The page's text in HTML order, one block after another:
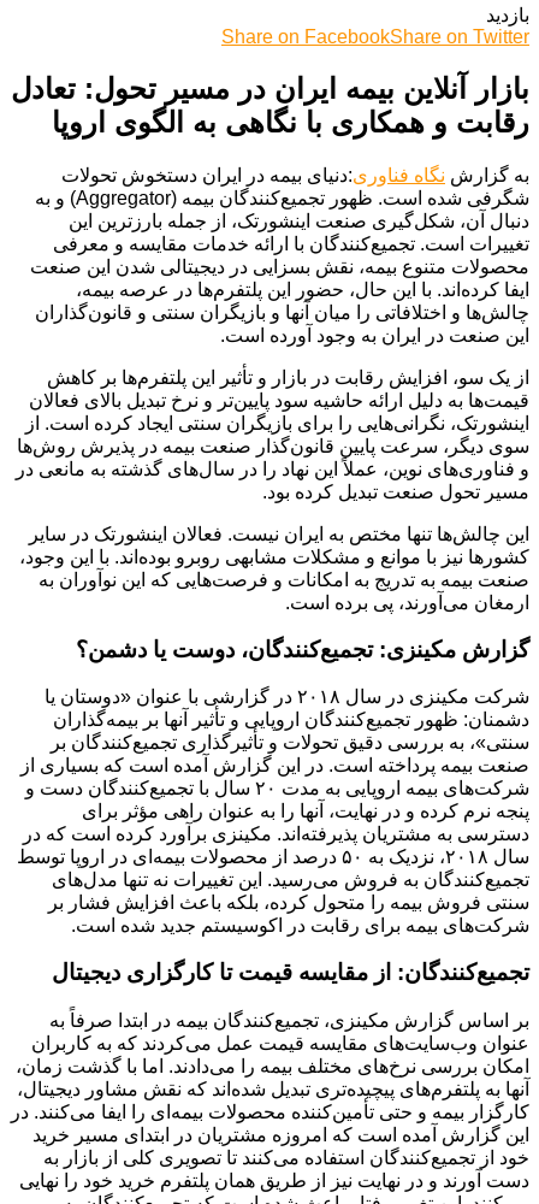
بازدید
Share on FacebookShare on Twitter
بازار آنلاین بیمه ایران در مسیر تحول: تعادل
رقابت و همکاری با نگاهی به الگوی اروپا
به گزارش نگاه فناوری:دنیای بیمه در ایران دستخوش تحولات
شگرفی شده است. ظهور تجمیع‌کنندگان بیمه (Aggregator) و به
دنبال آن، شکل‌گیری صنعت اینشورتک، از جمله بارزترین این
تغییرات است. تجمیع‌کنندگان با ارائه خدمات مقایسه و معرفی
محصولات متنوع بیمه، نقش بسزایی در دیجیتالی شدن این صنعت
ایفا کرده‌اند. با این حال، حضور این پلتفرم‌ها در عرصه بیمه،
چالش‌ها و اختلافاتی را میان آنها و بازیگران سنتی و قانون‌گذاران
این صنعت در ایران به وجود آورده است.
از یک سو، افزایش رقابت در بازار و تأثیر این پلتفرم‌ها بر کاهش
قیمت‌ها به دلیل ارائه حاشیه سود پایین‌تر و نرخ تبدیل بالای فعالان
اینشورتک، نگرانی‌هایی را برای بازیگران سنتی ایجاد کرده است. از
سوی دیگر، سرعت پایین قانون‌گذار صنعت بیمه در پذیرش روش‌ها
و فناوری‌های نوین، عملاً این نهاد را در سال‌های گذشته به مانعی در
مسیر تحول صنعت تبدیل کرده بود.
این چالش‌ها تنها مختص به ایران نیست. فعالان اینشورتک در سایر
کشورها نیز با موانع و مشکلات مشابهی روبرو بوده‌اند. با این وجود،
صنعت بیمه به تدریج به امکانات و فرصت‌هایی که این نوآوران به
ارمغان می‌آورند، پی برده است.
گزارش مکینزی: تجمیع‌کنندگان، دوست یا دشمن؟
شرکت مکینزی در سال ۲۰۱۸ در گزارشی با عنوان «دوستان یا
دشمنان: ظهور تجمیع‌کنندگان اروپایی و تأثیر آنها بر بیمه‌گذاران
سنتی»، به بررسی دقیق تحولات و تأثیرگذاری تجمیع‌کنندگان بر
صنعت بیمه پرداخته است. در این گزارش آمده است که بسیاری از
شرکت‌های بیمه اروپایی به مدت ۲۰ سال با تجمیع‌کنندگان دست و
پنجه نرم کرده و در نهایت، آنها را به عنوان راهی مؤثر برای
دسترسی به مشتریان پذیرفته‌اند. مکینزی برآورد کرده است که در
سال ۲۰۱۸، نزدیک به ۵۰ درصد از محصولات بیمه‌ای در اروپا توسط
تجمیع‌کنندگان به فروش می‌رسید. این تغییرات نه تنها مدل‌های
سنتی فروش بیمه را متحول کرده، بلکه باعث افزایش فشار بر
شرکت‌های بیمه برای رقابت در اکوسیستم جدید شده است.
تجمیع‌کنندگان: از مقایسه قیمت تا کارگزاری دیجیتال
بر اساس گزارش مکینزی، تجمیع‌کنندگان بیمه در ابتدا صرفاً به
عنوان وب‌سایت‌های مقایسه قیمت عمل می‌کردند که به کاربران
امکان بررسی نرخ‌های مختلف بیمه را می‌دادند. اما با گذشت زمان،
آنها به پلتفرم‌های پیچیده‌تری تبدیل شده‌اند که نقش مشاور دیجیتال،
کارگزار بیمه و حتی تأمین‌کننده محصولات بیمه‌ای را ایفا می‌کنند. در
این گزارش آمده است که امروزه مشتریان در ابتدای مسیر خرید
خود از تجمیع‌کنندگان استفاده می‌کنند تا تصویری کلی از بازار به
دست آورند و در نهایت نیز از طریق همان پلتفرم خرید خود را نهایی